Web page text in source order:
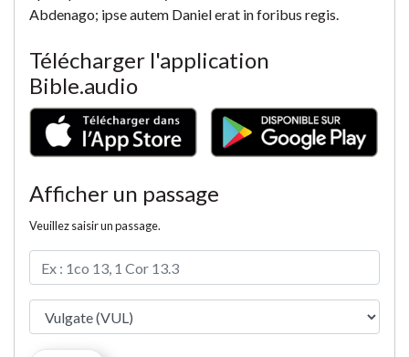
Abdenago; ipse autem Daniel erat in foribus regis.
Télécharger l'application
Bible.audio
Afficher un passage
Veuillez saisir un passage.